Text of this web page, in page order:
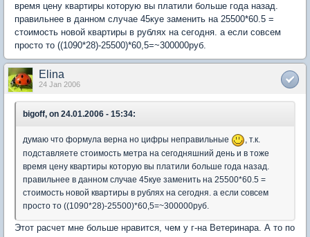
время цену квартиры которую вы платили больше года назад.
правильнее в данном случае 45куе заменить на 25500*60.5 =
стоимость новой квартиры в рублях на сегодня. а если совсем
просто то ((1090*28)-25500)*60,5=~300000руб.
Elina
24 Jan 2006
bigoff, on 24.01.2006 - 15:34:
думаю что формула верна но цифры неправильные
, т.к.
подставляете стоимость метра на сегодняшний день и в тоже
время цену квартиры которую вы платили больше года назад.
правильнее в данном случае 45куе заменить на 25500*60.5 =
стоимость новой квартиры в рублях на сегодня. а если совсем
просто то ((1090*28)-25500)*60,5=~300000руб.
Этот расчет мне больше нравится, чем у г-на Ветеринара. А то по